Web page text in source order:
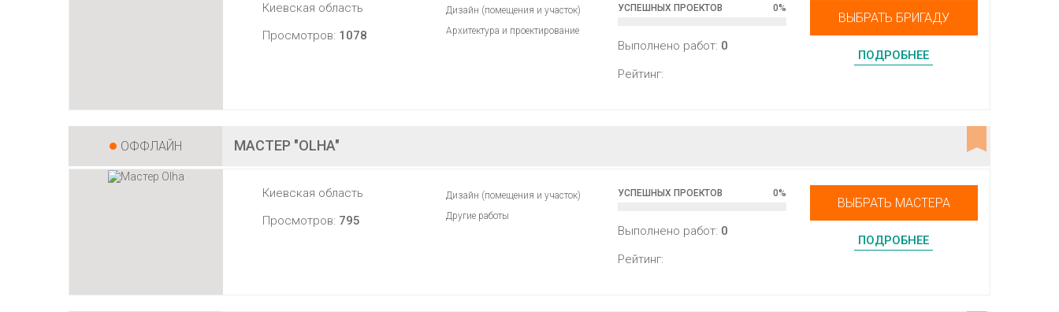
Киевская область
Просмотров: 1078
Дизайн (помещения и участок)
Архитектура и проектирование
УСПЕШНЫХ ПРОЕКТОВ 0%
Выполнено работ: 0
Рейтинг:
ВЫБРАТЬ БРИГАДУ
ПОДРОБНЕЕ
ОФФЛАЙН МАСТЕР "OLHA"
Киевская область
Просмотров: 795
Дизайн (помещения и участок)
Другие работы
УСПЕШНЫХ ПРОЕКТОВ 0%
Выполнено работ: 0
Рейтинг:
ВЫБРАТЬ МАСТЕРА
ПОДРОБНЕЕ